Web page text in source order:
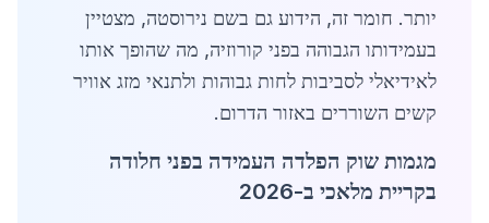
יותר. חומר זה, הידוע גם בשם נירוסטה, מצטיין
בעמידותו הגבוהה בפני קורוזיה, מה שהופך אותו
לאידיאלי לסביבות לחות גבוהות ולתנאי מזג אוויר
קשים השוררים באזור הדרום.
מגמות שוק הפלדה העמידה בפני חלודה
בקריית מלאכי ב-2026